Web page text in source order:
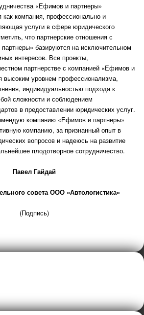
«Ефимов и партнеры»
как компания, профессионально и
услуги в сфере юридического
что партнерские отношения с
базируются на исключительном
интересов. Все проекты,
партнерстве с компанией «Ефимов и
высоким уровнем профессионализма,
индивидуальностью подхода к
сложности и соблюдением
в предоставлении юридических услуг.
компанию «Ефимов и партнеры»
компанию, за признанный опыт в
вопросов и надеюсь на развитие
плодотворное сотрудничество.
Павел Гайдай
совета ООО «Автологистика»
(Подпись)